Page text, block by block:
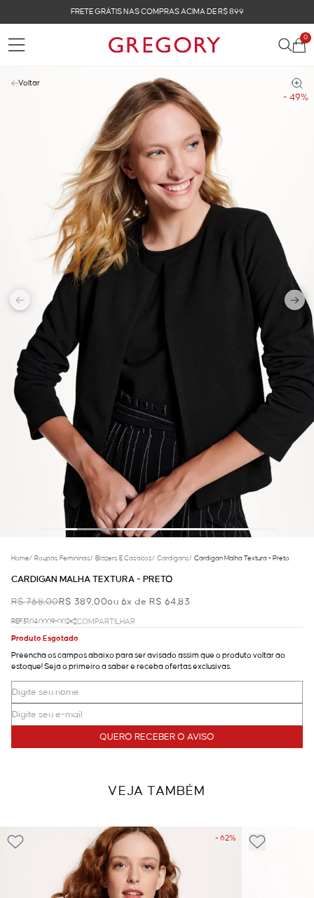
FRETE GRÁTIS NAS COMPRAS ACIMA DE R$ 899
0
- 49%
Voltar
Home/ Roupas Femininas/ Blazers E Casacos/ Cardigans/ Cardigan Malha Textura - Preto
CARDIGAN MALHA TEXTURA - PRETO
R$ 768,00R$ 389,00ou 6x de R$ 64,83
REF.51.04.0009-002
COMPARTILHAR
Produto Esgotado
Preencha os campos abaixo para ser avisado assim que o produto voltar ao
estoque! Seja o primeiro a saber e receba ofertas exclusivas.
QUERO RECEBER O AVISO
VEJA TAMBÉM
- 62%